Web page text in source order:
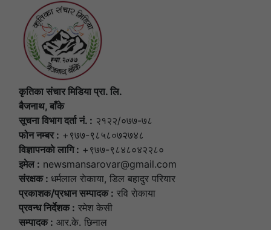
कृतिका संचार मिडिया प्रा. लि.
बैजनाथ, बाँके
सूचना विभाग दर्ता नं. : २१२२/०७७-७८
फोन नम्बर : +९७७-९८५८०७२७४८
विज्ञापनकाे लागि : +९७७-९८४८०४२२८०
इमेल : newsmansarovar@gmail.com
संरक्षक : धर्मलाल राेकाया, डिल बहादुर परियार
प्रकाशक/प्रधान सम्पादक : रवि राेकाया
प्रवन्ध निर्देशक : रमेश केसी
सम्पादक : आर.के. छिनाल